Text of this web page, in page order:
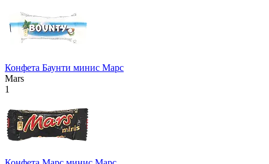
Конфета Баунти минис Марс
Mars
1